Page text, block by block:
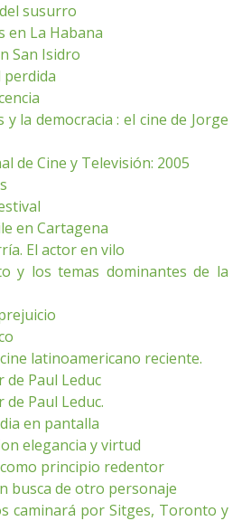
susurro
en La Habana
San Isidro
perdida
la democracia : el cine de Jorge
de Cine y Televisión: 2005
en Cartagena
El actor en vilo
y los temas dominantes de la
latinoamericano reciente.
de Paul Leduc
Paul Leduc.
en pantalla
elegancia y virtud
principio redentor
busca de otro personaje
caminará por Sitges, Toronto y